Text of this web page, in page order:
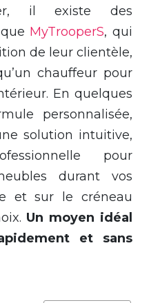
il existe des
MyTrooperS, qui
de leur clientèle,
chauffeur pour
En quelques
personnalisée,
solution intuitive,
pour
durant vos
et sur le créneau
Un moyen idéal
et sans